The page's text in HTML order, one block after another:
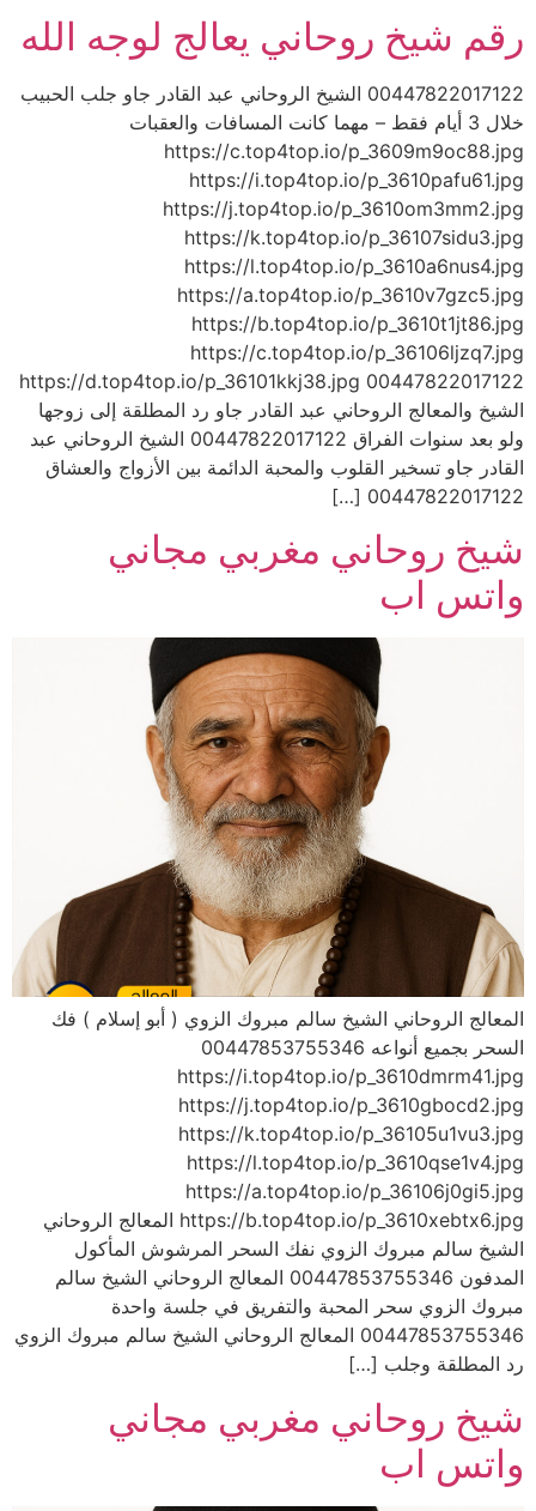
رقم شيخ روحاني يعالج لوجه الله
00447822017122 الشيخ الروحاني عبد القادر جاو جلب الحبيب
خلال 3 أيام فقط – مهما كانت المسافات والعقبات
https://c.top4top.io/p_3609m9oc88.jpg
https://i.top4top.io/p_3610pafu61.jpg
https://j.top4top.io/p_3610om3mm2.jpg
https://k.top4top.io/p_36107sidu3.jpg
https://l.top4top.io/p_3610a6nus4.jpg
https://a.top4top.io/p_3610v7gzc5.jpg
https://b.top4top.io/p_3610t1jt86.jpg
https://c.top4top.io/p_36106ljzq7.jpg
https://d.top4top.io/p_36101kkj38.jpg 00447822017122
الشيخ والمعالج الروحاني عبد القادر جاو رد المطلقة إلى زوجها
ولو بعد سنوات الفراق 00447822017122 الشيخ الروحاني عبد
القادر جاو تسخير القلوب والمحبة الدائمة بين الأزواج والعشاق
00447822017122 […]
شيخ روحاني مغربي مجاني
واتس اب
المعالج الروحاني الشيخ سالم مبروك الزوي ( أبو إسلام ) فك
السحر بجميع أنواعه 00447853755346
https://i.top4top.io/p_3610dmrm41.jpg
https://j.top4top.io/p_3610gbocd2.jpg
https://k.top4top.io/p_36105u1vu3.jpg
https://l.top4top.io/p_3610qse1v4.jpg
https://a.top4top.io/p_36106j0gi5.jpg
https://b.top4top.io/p_3610xebtx6.jpg المعالج الروحاني
الشيخ سالم مبروك الزوي نفك السحر المرشوش المأكول
المدفون 00447853755346 المعالج الروحاني الشيخ سالم
مبروك الزوي سحر المحبة والتفريق في جلسة واحدة
00447853755346 المعالج الروحاني الشيخ سالم مبروك الزوي
رد المطلقة وجلب […]
شيخ روحاني مغربي مجاني
واتس اب